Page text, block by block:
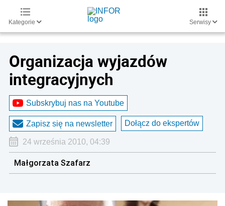
Kategorie Serwisy
Organizacja wyjazdów
integracyjnych
Subskrybuj nas na Youtube
Zapisz się na newsletter Dołącz do ekspertów
24 września 2010, 04:39
Małgorzata Szafarz